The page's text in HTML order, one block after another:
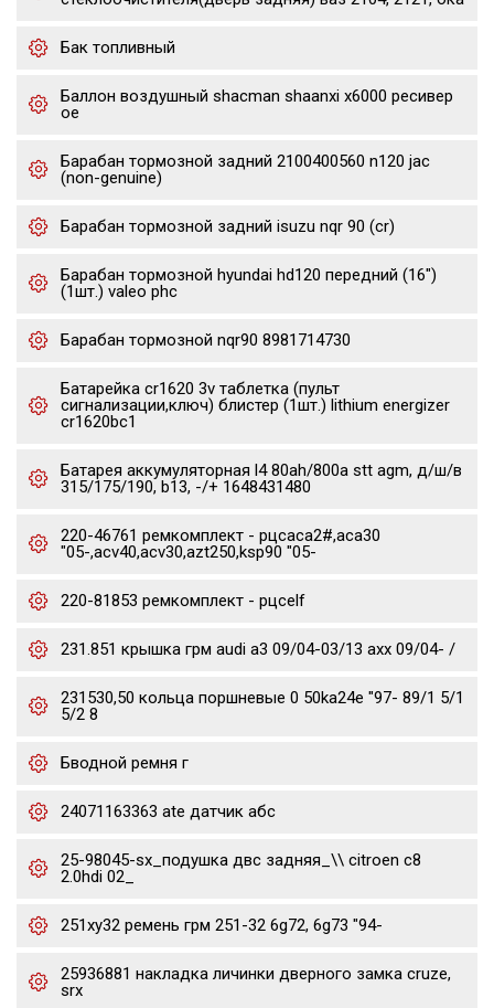
Бак топливный
Баллон воздушный shacman shaanxi x6000 ресивер
oe
Барабан тормозной задний 2100400560 n120 jac
(non-genuine)
Барабан тормозной задний isuzu nqr 90 (cr)
Барабан тормозной hyundai hd120 передний (16")
(1шт.) valeo phc
Барабан тормозной nqr90 8981714730
Батарейка cr1620 3v таблетка (пульт
сигнализации,ключ) блистер (1шт.) lithium energizer
cr1620bc1
Батарея аккумуляторная l4 80ah/800a stt agm, д/ш/в
315/175/190, b13, -/+ 1648431480
220-46761 ремкомплект - рцсaca2#,aca30
"05-,acv40,acv30,azt250,ksp90 "05-
220-81853 ремкомплект - рцсelf
231.851 крышка грм audi a3 09/04-03/13 axx 09/04- /
231530,50 кольца поршневые 0 50ka24e "97- 89/1 5/1
5/2 8
Бводной ремня г
24071163363 ate датчик абс
25-98045-sx_подушка двс задняя_\\ citroen c8
2.0hdi 02_
251xy32 ремень грм 251-32 6g72, 6g73 "94-
25936881 накладка личинки дверного замка cruze,
srx